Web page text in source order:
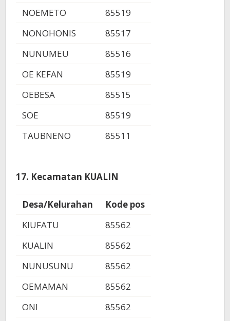
NOEMETO
85519
NONOHONIS
85517
NUNUMEU
85516
OE KEFAN
85519
OEBESA
85515
SOE
85519
TAUBNENO
85511
17. Kecamatan KUALIN
Desa/Kelurahan
Kode pos
KIUFATU
85562
KUALIN
85562
NUNUSUNU
85562
OEMAMAN
85562
ONI
85562